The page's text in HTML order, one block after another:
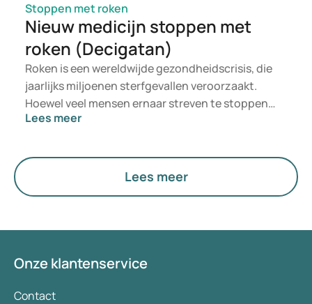
Stoppen met roken
Nieuw medicijn stoppen met
roken (Decigatan)
Roken is een wereldwijde gezondheidscrisis, die
jaarlijks miljoenen sterfgevallen veroorzaakt.
Hoewel veel mensen ernaar streven te stoppen
met roken, maakt de verslavende aard van
Decigatan is een medicijn dat is ontworpen om
mensen te helpen hun rookverslaving te
overwinnen. Dit artikel onderzoekt de wetenschap
Lees meer
Lees meer
Onze klantenservice
Contact